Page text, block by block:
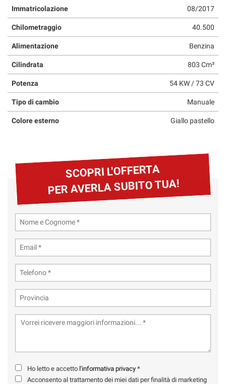
Immatricolazione 08/2017
Chilometraggio 40.500
Alimentazione Benzina
Cilindrata 803 Cm³
Potenza 54 KW / 73 CV
Tipo di cambio Manuale
Colore esterno Giallo pastello
SCOPRI L'OFFERTA
PER AVERLA SUBITO TUA!
Ho letto e accetto l'informativa privacy *
Acconsento al trattamento dei miei dati per finalità di marketing
questi
strumenti
di
si
rimanda
alla
cookie
Puoi
rivedere
e
scelte
in
qualsiasi
momento.
Cookie necessari
Cookie delle preferenze
Cookie per il miglioramento dell'esperienza utente
Cookie di marketing